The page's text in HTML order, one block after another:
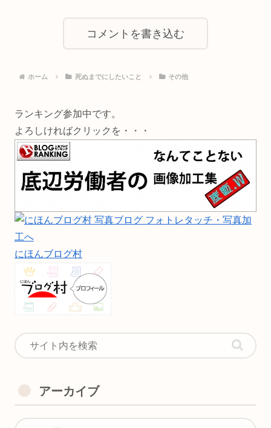
コメントを書き込む
ホーム 死ぬまでにしたいこと その他
ランキング参加中です。
よろしければクリックを・・・
にほんブログ村
アーカイブ